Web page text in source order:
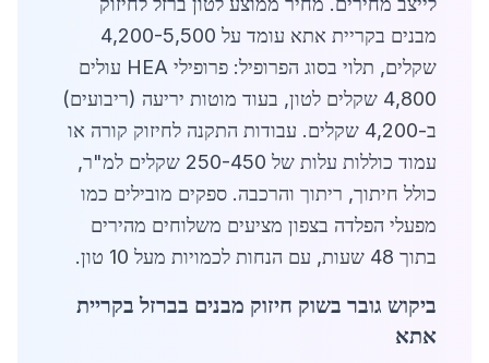
מבנים בקריית אתא עומד על 4,200-5,500
שקלים, תלוי בסוג הפרופיל: פרופילי HEA עולים
4,800 שקלים לטון, בעוד מוטות יריעה (ריבועים)
ב-4,200 שקלים. עבודות התקנה לחיזוק קורה או
עמוד כוללות עלות של 250-450 שקלים למ"ר,
כולל חיתוך, ריתוך והרכבה. ספקים מובילים כמו
מפעלי הפלדה בצפון מציעים משלוחים מהירים
בתוך 48 שעות, עם הנחות לכמויות מעל 10 טון.
ביקוש גובר בשוק חיזוק מבנים בברזל בקריית
אתא